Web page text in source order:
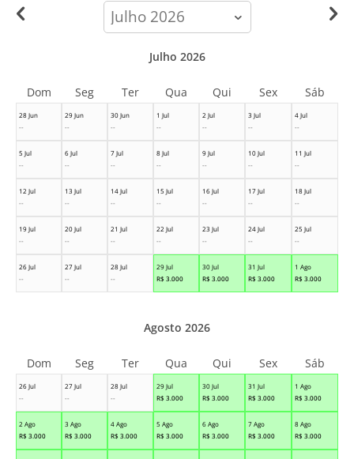
calendar-
month
28 Jun
--
29 Jun
--
30 Jun
--
1 Jul
--
2 Jul
--
3 Jul
--
4 Jul
--
5 Jul
--
6 Jul
--
7 Jul
--
8 Jul
--
9 Jul
--
10 Jul
--
11 Jul
--
12 Jul
--
13 Jul
--
14 Jul
--
15 Jul
--
16 Jul
--
17 Jul
--
18 Jul
--
19 Jul
--
20 Jul
--
21 Jul
--
22 Jul
--
23 Jul
--
24 Jul
--
25 Jul
--
26 Jul
--
27 Jul
--
28 Jul
--
29 Jul
R$ 3.000
30 Jul
R$ 3.000
31 Jul
R$ 3.000
1 Ago
R$ 3.000
Julho 2026
Dom Seg Ter Qua Qui Sex Sáb
26 Jul
--
27 Jul
--
28 Jul
--
29 Jul
R$ 3.000
30 Jul
R$ 3.000
31 Jul
R$ 3.000
1 Ago
R$ 3.000
2 Ago
R$ 3.000
3 Ago
R$ 3.000
4 Ago
R$ 3.000
5 Ago
R$ 3.000
6 Ago
R$ 3.000
7 Ago
R$ 3.000
8 Ago
R$ 3.000
Agosto 2026
Dom Seg Ter Qua Qui Sex Sáb